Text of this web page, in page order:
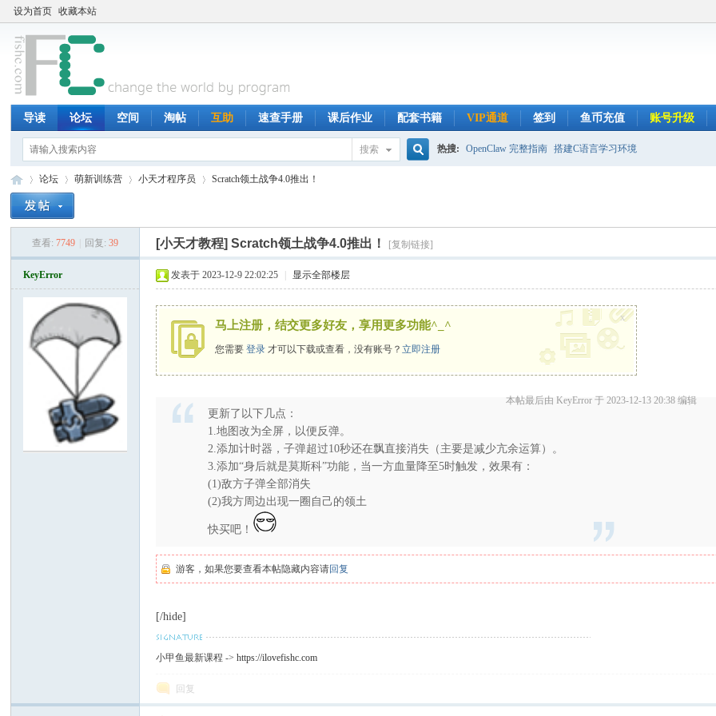
设为首页 收藏本站
导读 论坛 空间 淘帖 互助 速查手册 课后作业 配套书籍 VIP通道 签到 鱼币充值 账号升级
搜索
索
热搜: OpenClaw 完整指南 搭建C语言学习环境
论坛
›
萌新训练营 小天才程序员
›
Scratch领土战争4.0推出！
查看: 7749 回复: 39 [小天才教程]Scratch领土战争4.0推出！ [复制链接]
KeyError 发表于 2023-12-9 22:02:25 显示全部楼层
马上注册，结交更多好友，享用更多功能^_^
您需要登录 才可以下载或查看，没有账号？立即注册
x
本帖最后由 KeyError 于 2023-12-13 20:38 编辑
更新了以下几点：
1.地图改为全屏，以便反弹。
2.添加计时器，子弹超过10秒还在飘直接消失（主要是减少亢余运算）。
3.添加“身后就是莫斯科”功能，当一方血量降至5时触发，效果有：
(1)敌方子弹全部消失
(2)我方周边出现一圈自己的领土
快买吧！
游客，如果您要查看本帖隐藏内容请回复
[/hide]
小甲鱼最新课程 ->https://ilovefishc.com
回复